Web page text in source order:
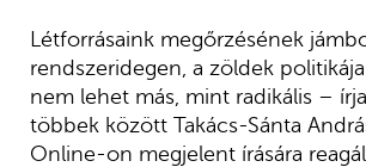
Létforrásaink megőrzésének
rendszeridegen, a zöldek
nem lehet más, mint radikális –
többek között Takács-Sánta
Online-on megjelent írására